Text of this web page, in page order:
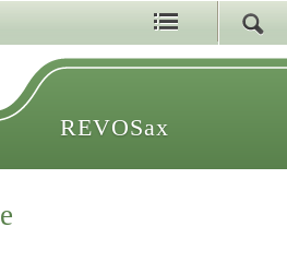
REVOSax